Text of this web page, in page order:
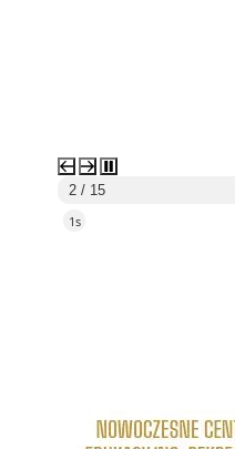
3 / 15
4s
link do strony Centrum